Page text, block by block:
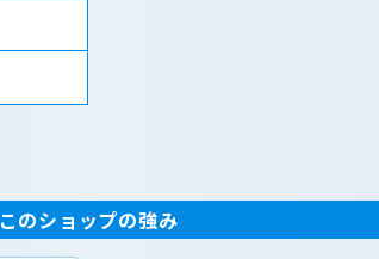
このショップの強み